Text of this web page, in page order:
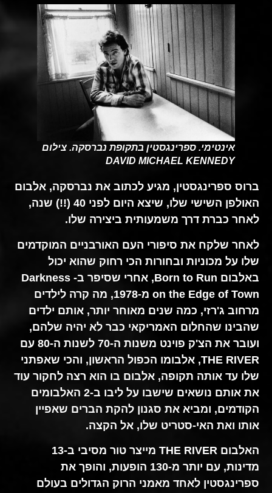
אינטימי. ספרינגסטין בתקופת נברסקה. צילום
DAVID MICHAEL KENNEDY
ברוס ספרינגסטין, מגיע לכתוב את נברסקה, אלבום
האולפן השישי שלו, שיצא היום לפני 40 (!!) שנה,
לאחר כברת דרך משמעותית ביצירה שלו.
לאחר שלקח את סיפורי העם האורבניים המוקדמים
שלו על מכוניות ובחורות הכי רחוק שהוא יכול
באלבום Born to Run, אחרי שסיפר ב- Darkness
on the Edge of Town מ-1978, מה קרה לילדים
מרחוב ג'רזי, כמה שנים מאוחר יותר, אותם ילדים
שהבינו שהחלום האמריקאי כבר לא יהיה שלהם,
ועובר את הצ'ק פוינט משנות ה-70 לשנות ה-80 עם
THE RIVER, אלבומו הכפול הראשון, והכי שאפתני
שלו עד אותה תקופה, אלבום בו הוא רצה לחקור עוד
את אותם נושאים שישבו על ליבו ב-2 האלבומים
הקודמים, ומביא את סגנון להקת הברים שאפיין
אותו ואת האי-סטריט שלו, אל הקצה.
האלבום THE RIVER מייצר טור מסיבי ב-13
מדינות, עם יותר מ-130 הופעות, והופך את
ספרינגסטין לאחד מאמני הרוק הגדולים בעולם